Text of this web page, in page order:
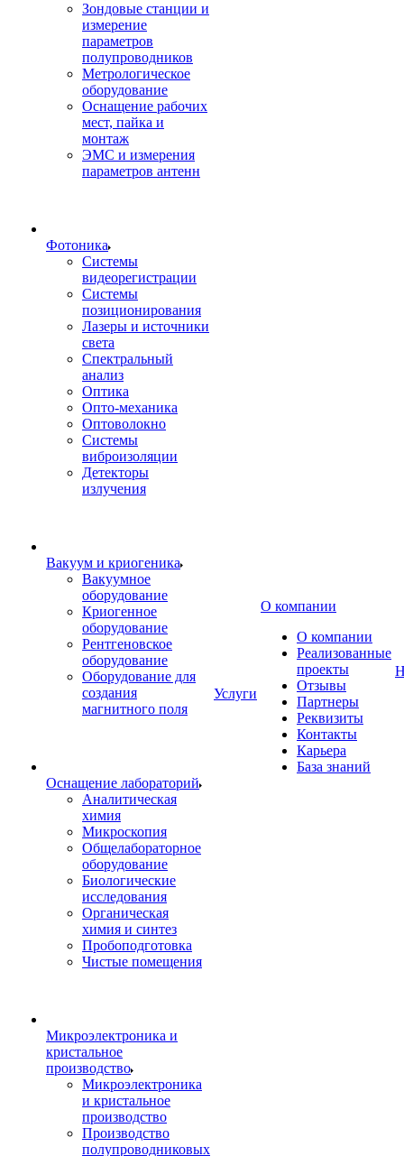
Зондовые станции и
измерение
параметров
полупроводников
Метрологическое
оборудование
Оснащение рабочих
мест, пайка и
монтаж
ЭМС и измерения
параметров антенн
Фотоника
Cистемы
видеорегистрации
Системы
позиционирования
Лазеры и источники
света
Спектральный
анализ
Оптика
Опто-механика
Оптоволокно
Системы
виброизоляции
Детекторы
излучения
Вакуум и криогеника
Вакуумное
оборудование
Криогенное
оборудование
Рентгеновское
оборудование
Оборудование для
создания
магнитного поля
Оснащение лабораторий
Аналитическая
химия
Микроскопия
Общелабораторное
оборудование
Биологические
исследования
Органическая
химия и синтез
Пробоподготовка
Чистые помещения
Микроэлектроника и
кристальное
производство
Микроэлектроника
и кристальное
производство
Производство
полупроводниковых
Услуги
О компании
О компании
Реализованные
проекты
Отзывы
Партнеры
Реквизиты
Контакты
Карьера
База знаний